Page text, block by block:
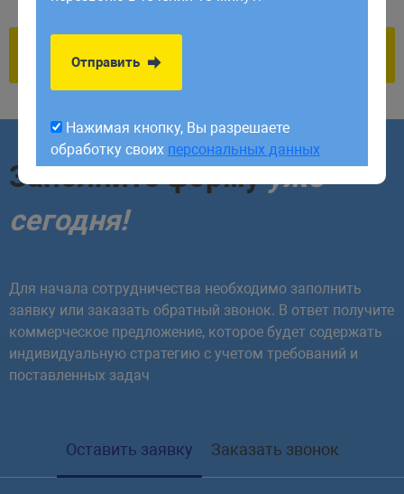
Заполните формууже
сегодня!
Для начала сотрудничества необходимо заполнить
заявку или заказать обратный звонок. В ответ получите
коммерческое предложение, которое будет содержать
индивидуальную стратегию с учетом требований и
поставленных задач
Оставить заявку Заказать звонок
обработку своихперсональных данных
Отправить
Нажимая кнопку, Вы разрешаете
обработку своих персональных данных